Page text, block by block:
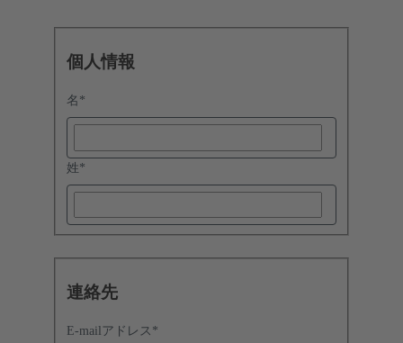
個人情報
名 *
姓*
連絡先
E-mailアドレス *